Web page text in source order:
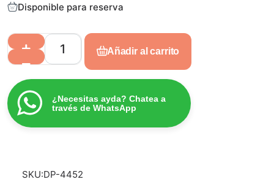
0
e
5
Disponible para reserva
Añadir al carrito
¿Necesitas ayda? Chatea a
través de WhatsApp
SKU:DP-4452